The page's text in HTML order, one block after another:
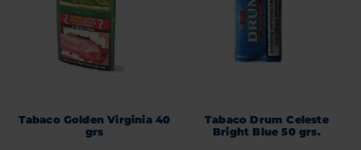
Tabaco Golden Virginia 40
grs
Tabaco Drum Celeste
Bright Blue 50 grs.